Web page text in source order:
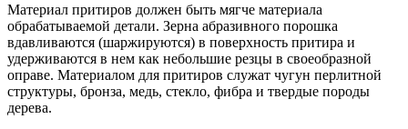
Материал притиров должен быть мягче материала
обрабатываемой детали. Зерна абразивного порошка
вдавливаются (шаржируются) в поверхность притира и
удерживаются в нем как небольшие резцы в своеобразной
оправе. Материалом для притиров служат чугун перлитной
структуры, бронза, медь, стекло, фибра и твердые породы
дерева.